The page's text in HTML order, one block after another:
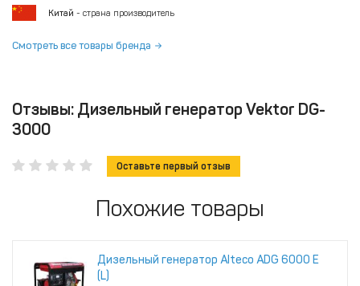
Китай - страна производитель
Смотреть все товары бренда
Отзывы: Дизельный генератор Vektor DG-
3000
Оставьте первый отзыв
Похожие товары
Дизельный генератор Alteco ADG 6000 Е
(L)